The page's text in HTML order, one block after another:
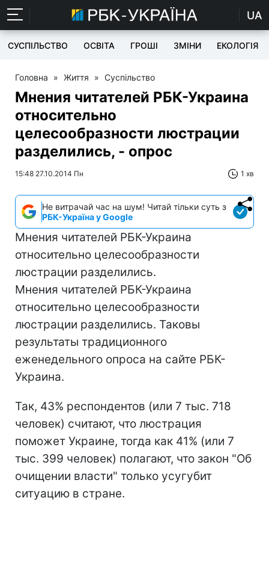
UA
СУСПІЛЬСТВО ОСВІТА ГРОШІ ЗМІНИ ЕКОЛОГІЯ
Головна » Життя » Суспільство
Мнения читателей РБК-Украина
относительно
целесообразности люстрации
разделились, - опрос
15:48 27.10.2014 Пн 1 хв
Не витрачай час на шум! Читай тільки суть з
РБК-Україна у Google
Мнения читателей РБК-Украина
относительно целесообразности
люстрации разделились.
Мнения читателей РБК-Украина
относительно целесообразности
люстрации разделились. Таковы
результаты традиционного
еженедельного опроса на сайте РБК-
Украина.
Так, 43% респондентов (или 7 тыс. 718
человек) считают, что люстрация
поможет Украине, тогда как 41% (или 7
тыс. 399 человек) полагают, что закон "Об
очищении власти" только усугубит
ситуацию в стране.